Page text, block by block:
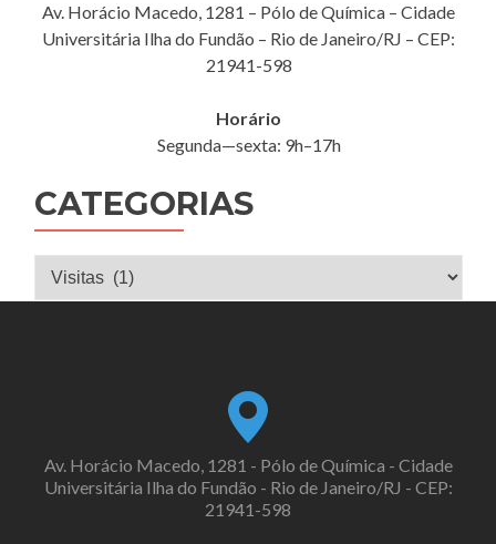
Av. Horácio Macedo, 1281 – Pólo de Química – Cidade
Universitária Ilha do Fundão – Rio de Janeiro/RJ – CEP:
21941-598
Horário
Segunda—sexta: 9h–17h
CATEGORIAS
Categorias
Av. Horácio Macedo, 1281 - Pólo de Química - Cidade
Universitária Ilha do Fundão - Rio de Janeiro/RJ - CEP:
21941-598